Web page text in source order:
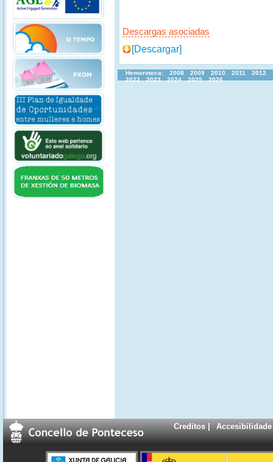
Descargas asociadas
[Descargar]
Hemeroteca: 2008 2009 2010 2011 2012
2022
2023 2024 2025 2026
Creditos| Accesibilidade